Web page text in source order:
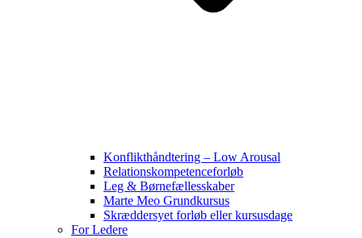
Konflikthåndtering – Low Arousal
Relationskompetenceforløb
Leg & Børnefællesskaber
Marte Meo Grundkursus
Skræddersyet forløb eller kursusdage
For Ledere